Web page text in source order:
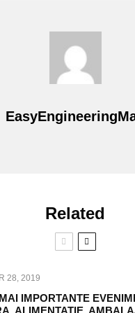
Related
28, 2019
IMPORTANTE
ALIMENTATIE,